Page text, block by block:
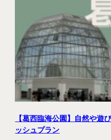
【葛西臨海公園】自然や遊
ッシュプラン